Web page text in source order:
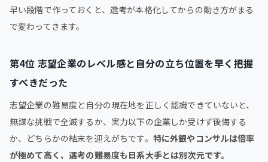
早い段階で作っておくと、選考が本格化してからの動き方がまる
で変わってきます。
第4位 志望企業のレベル感と自分の立ち位置を早く把握
すべきだった
志望企業の難易度と自分の現在地を正しく認識できていないと、
無謀な挑戦で全滅するか、実力以下の企業しか受けず後悔する
か、どちらかの結末を迎えがちです。 特に外銀やコンサルは倍率
が極めて高く、選考の難易度も日系大手とは別次元です。